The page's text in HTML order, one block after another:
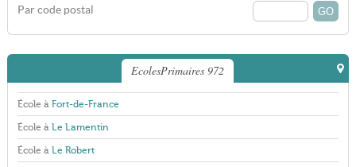
Par code postal
EcolesPrimaires 972
École à Fort-de-France
École à Le Lamentin
École à Le Robert